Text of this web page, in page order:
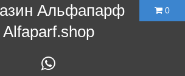
Альфапарф
Alfaparf.shop
0